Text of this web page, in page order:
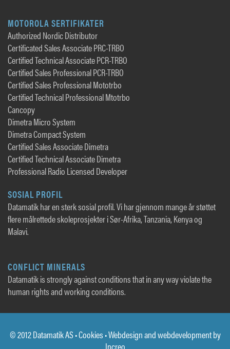
MOTOROLA SERTIFIKATER
Authorized Nordic Distributor
Certificated Sales Associate PRC-TRBO
Certified Technical Associate PCR-TRBO
Certified Sales Professional PCR-TRBO
Certified Sales Professional Mototrbo
Certified Technical Professional Mtotrbo
Cancopy
Dimetra Micro System
Dimetra Compact System
Certified Sales Associate Dimetra
Certified Technical Associate Dimetra
Professional Radio Licensed Developer
SOSIAL PROFIL
Datamatik har en sterk sosial profil. Vi har gjennom mange år støttet
flere målrettede skoleprosjekter i Sør-Afrika, Tanzania, Kenya og
Malavi.
CONFLICT MINERALS
Datamatik is strongly against conditions that in any way violate the
human rights and working conditions.
© 2012 Datamatik AS •Cookies • Webdesign and webdevelopment by
Increo